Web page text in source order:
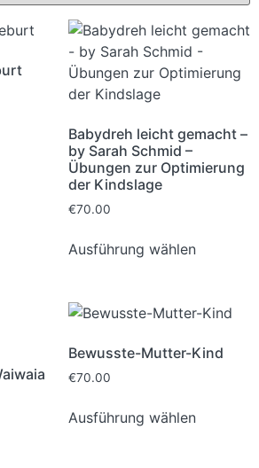
Babydreh leicht gemacht –
by Sarah Schmid –
Übungen zur Optimierung
der Kindslage
€70.00
Ausführung wählen
Bewusste-Mutter-Kind
€70.00
Ausführung wählen